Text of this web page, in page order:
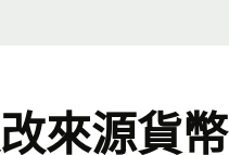
來源貨幣